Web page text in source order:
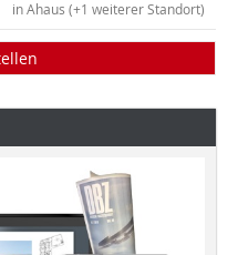
in Ahaus (+1 weiterer Standort)